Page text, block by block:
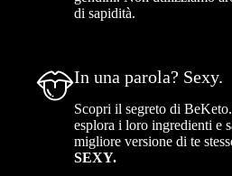
di sapidità.
In una parola? Sexy.
Scopri il segreto di
esplora i loro ingredienti e
migliore versione di te
SEXY.